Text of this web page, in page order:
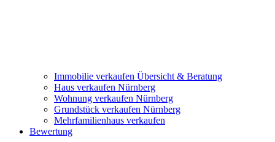
Immobilie verkaufen Übersicht & Beratung
Haus verkaufen Nürnberg
Wohnung verkaufen Nürnberg
Grundstück verkaufen Nürnberg
Mehrfamilienhaus verkaufen
Bewertung